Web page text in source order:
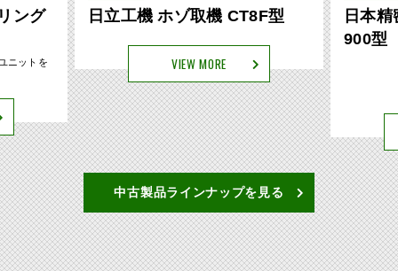
型
日本精密 組子挽割り機 MR-
VIEW MORE
丸仲
スタム
中古製品ラインナップを見る